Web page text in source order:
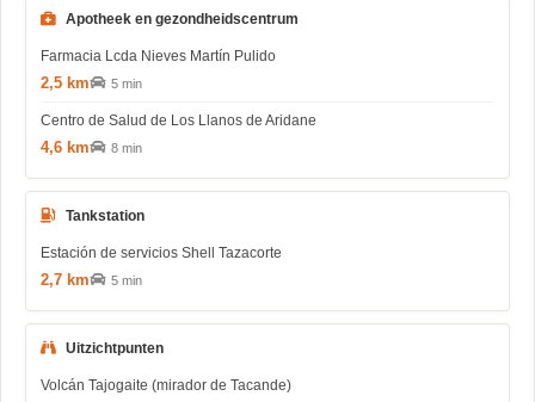
Apotheek en gezondheidscentrum
Farmacia Lcda Nieves Martín Pulido
2,5 km 5 min
Centro de Salud de Los Llanos de Aridane
4,6 km 8 min
Tankstation
Estación de servicios Shell Tazacorte
2,7 km 5 min
Uitzichtpunten
Volcán Tajogaite (mirador de Tacande)